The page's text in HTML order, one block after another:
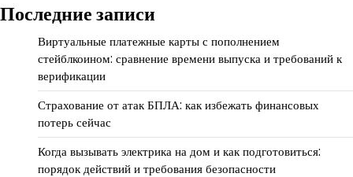
Последние записи
Виртуальные платежные карты с пополнением
стейблкоином: сравнение времени выпуска и требований к
верификации
Страхование от атак БПЛА: как избежать финансовых
потерь сейчас
Когда вызывать электрика на дом и как подготовиться:
порядок действий и требования безопасности